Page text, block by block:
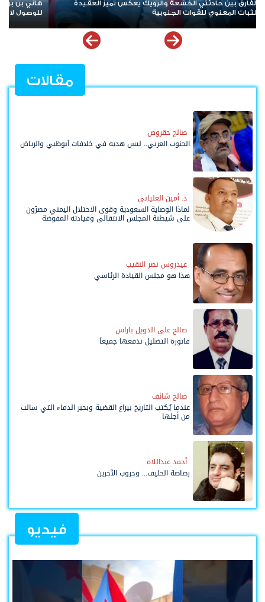
الانتقالي لا يختزل الجنوب.. وتوحيد الصف
أولوية تفرضها الحكمة
لليوم الثالث على
تأكيد على مواصلة
مقالات
صالح حقروص
الجنوب العربي.. ليس هدية في خلافات أبوظبي والرياض
د. أمين العلياني
لماذا الوصاية السعودية وقوى الاحتلال اليمني مصرّون
على شيطنة المجلس الانتقالي وقيادته المفوضة
عيدروس نصر النقيب
هذا هو مجلس القيادة الرئاسي
صالح علي الدويل باراس
فاتورة التضليل ندفعها جميعاً
صالح شائف
عندما يُكتب التاريخ بيراع القضية وبحبر الدماء التي سالت
من أجلها
أحمد عبداللاه
رصاصة الحليف... وحروب الآخرين
فيديو